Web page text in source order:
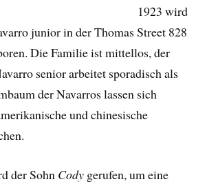
1923 wird
junior in der Thomas Street 828
Die Familie ist mittellos, der
senior arbeitet sporadisch als
der Navarros lassen sich
und chinesische
der Sohn Cody gerufen, um eine